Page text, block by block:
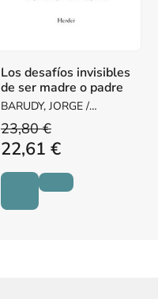
Los desafíos invisibles
de ser madre o padre
BARUDY, JORGE /
DANTAGNAN, MARYORIE
23,80 €
22,61 €